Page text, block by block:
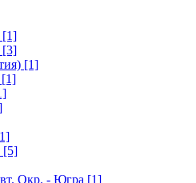
[1]
[3]
[1]
[1]
[5]
Окр. - Югра [1]